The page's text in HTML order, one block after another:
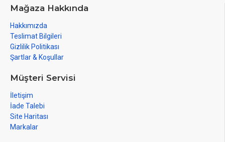
Mağaza Hakkında
Hakkımızda
Teslimat Bilgileri
Gizlilik Politikası
Şartlar & Koşullar
Müşteri Servisi
İletişim
İade Talebi
Site Haritası
Markalar